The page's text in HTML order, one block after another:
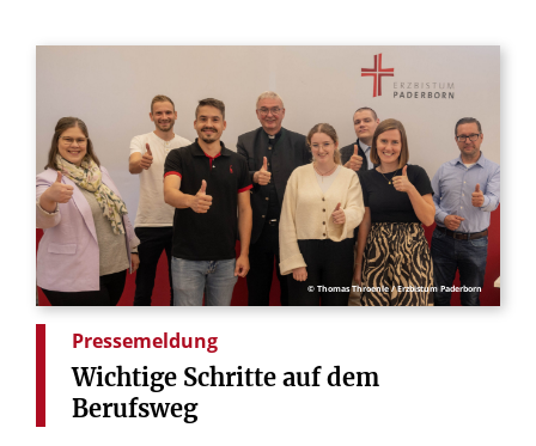
© Thomas Throenle / Erzbistum Paderborn
Pressemeldung
Wichtige Schritte auf dem
Berufsweg